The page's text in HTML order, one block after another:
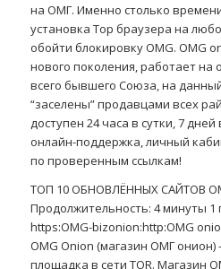
на ОМГ. Именно столько
установка Тор браузера на
обойти блокировку OMG. OMG
нового поколения, работает на
всего бывшего Союза, на
“заселены” продавцами всех
доступен 24 часа в сутки, 7
онлайн-поддержка, личный
по проверенным ссылкам!
ТОП 10 ОБНОВЛЁННЫХ САЙТОВ
Продолжительность: 4 минуты 1
https:OMG-bizonion:http:OMG
OMG Onion (магазин ОМГ
площадка в сети TOR. Магазин